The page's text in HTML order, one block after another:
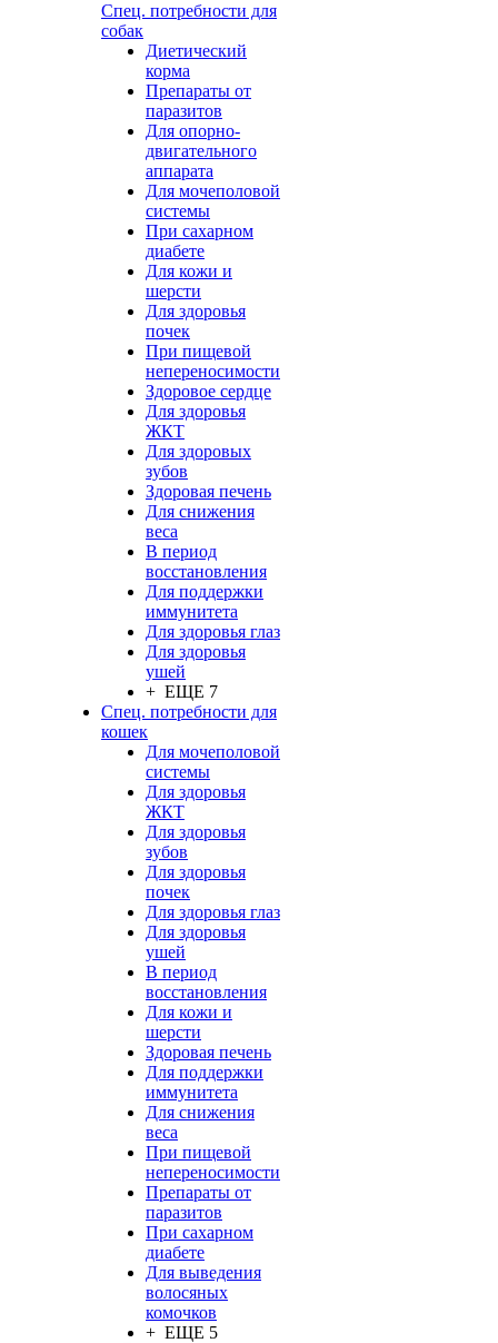
Спец. потребности для
собак
Диетический
корма
Препараты от
паразитов
Для опорно-
двигательного
аппарата
Для мочеполовой
системы
При сахарном
диабете
Для кожи и
шерсти
Для здоровья
почек
При пищевой
непереносимости
Здоровое сердце
Для здоровья
ЖКТ
Для здоровых
зубов
Здоровая печень
Для снижения
веса
В период
восстановления
Для поддержки
иммунитета
Для здоровья глаз
Для здоровья
ушей
+ ЕЩЕ 7
Спец. потребности для
кошек
Для мочеполовой
системы
Для здоровья
ЖКТ
Для здоровья
зубов
Для здоровья
почек
Для здоровья глаз
Для здоровья
ушей
В период
восстановления
Для кожи и
шерсти
Здоровая печень
Для поддержки
иммунитета
Для снижения
веса
При пищевой
непереносимости
Препараты от
паразитов
При сахарном
диабете
Для выведения
волосяных
комочков
+ ЕЩЕ 5